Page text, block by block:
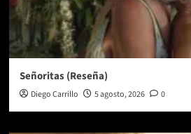
Señoritas (Reseña)
Diego Carrillo 5 agosto, 2026 0